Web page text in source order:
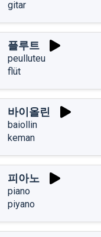
gitar
플루트
peulluteu
flüt
바이올린
baiollin
keman
피아노
piano
piyano